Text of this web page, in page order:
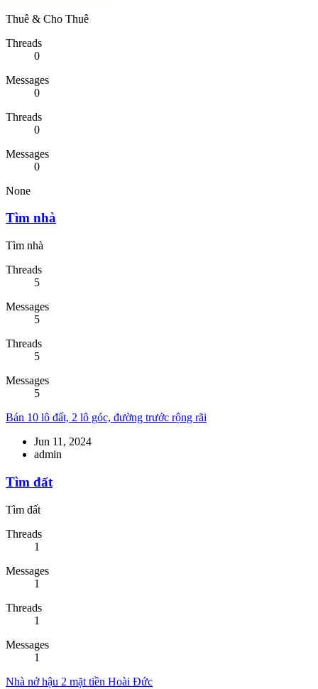
Thuê & Cho Thuê
Threads
0
Messages
0
Threads
0
Messages
0
None
Tìm nhà
Tìm nhà
Threads
5
Messages
5
Threads
5
Messages
5
Bán 10 lô đất, 2 lô góc, đường trước rộng rãi
Jun 11, 2024
admin
Tìm đất
Tìm đất
Threads
1
Messages
1
Threads
1
Messages
1
Nhà nở hậu 2 mặt tiền Hoài Đức